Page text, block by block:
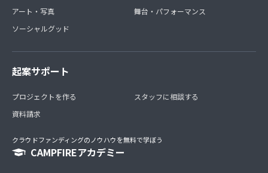
アート・写真
ソーシャルグッド
舞台・パフォーマンス
起案サポート
プロジェクトを作る
資料請求
スタッフに相談する
クラウドファンディングのノウハウを無料で学ぼう
CAMPFIREアカデミー